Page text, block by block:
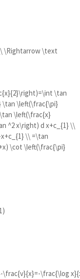
\Rightarrow \text
\tan
\tan \left(\frac{\pi}
\left(\frac{x}
^2 x\right) d x+c_{1} \\
\\ =\tan
\cot \left(\frac{\pi}
\frac{v}{x}=-\frac{\log